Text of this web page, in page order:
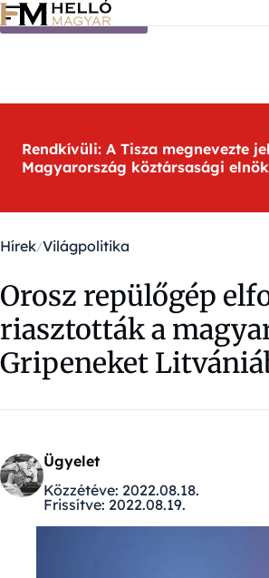
Ugrás a tartalomra
Rendkívüli: A Tisza megnevezte
Magyarország köztársasági
Hírek Világpolitika
Orosz repülőgép
riasztották a
Gripeneket
Ügyelet
Közzétéve: 2022.08.18.
Frissítve: 2022.08.19.